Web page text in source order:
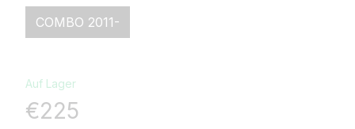
COMBO 2011-
Auf Lager
€225